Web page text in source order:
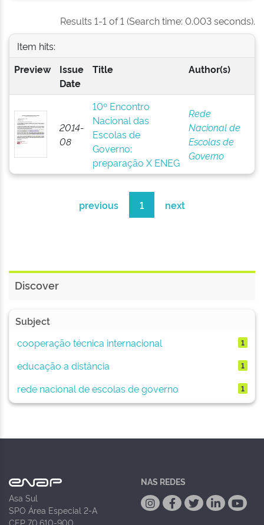
Results 1-1 of 1 (Search time: 0.003 seconds).
Item hits:
Preview
Issue
Date
Title Author(s)
2014-
08
10º Encontro
Nacional das
Escolas de
Governo:
preparação X ENEG
Rede
Nacional de
Escolas de
Governo
previous 1 next
Discover
Subject
cooperação técnica internacional
1
educação a distância 1
rede nacional de escolas de governo 1
Asa Sul
SPO Área Especial 2-A
CEP 70.610-900
NAS REDES